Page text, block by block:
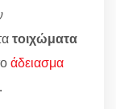
τοιχώματα
άδειασμα